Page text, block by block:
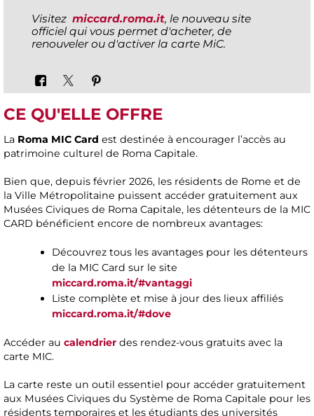
Visitez miccard.roma.it, le nouveau site
officiel qui vous permet d'acheter, de
renouveler ou d'activer la carte MiC.
CE QU'ELLE OFFRE
La Roma MIC Card est destinée à encourager l’accès au
patrimoine culturel de Roma Capitale.
Bien que, depuis février 2026, les résidents de Rome et de
la Ville Métropolitaine puissent accéder gratuitement aux
Musées Civiques de Roma Capitale, les détenteurs de la MIC
CARD bénéficient encore de nombreux avantages:
Découvrez tous les avantages pour les détenteurs
de la MIC Card sur le site
miccard.roma.it/#vantaggi
Liste complète et mise à jour des lieux affiliés
miccard.roma.it/#dove
Accéder au calendrier des rendez-vous gratuits avec la
carte MIC.
La carte reste un outil essentiel pour accéder gratuitement
aux Musées Civiques du Système de Roma Capitale pour les
résidents temporaires et les étudiants des universités